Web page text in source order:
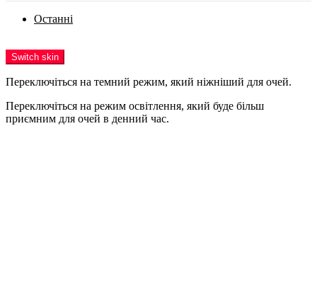
Останні
Switch skin
Переключіться на темний режим, який ніжніший для очей.
Переключіться на режим освітлення, який буде більш
приємним для очей в денний час.